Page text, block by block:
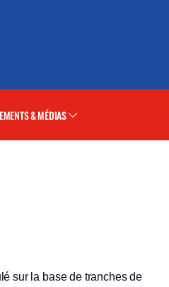
& MÉDIAS
sur la base de tranches de